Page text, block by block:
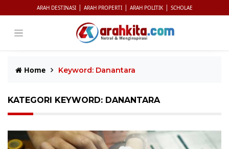
ARAH DESTINASI | ARAH PROPERTI | ARAH POLITIK | SCHOLAE
Home Keyword: Danantara
KATEGORI KEYWORD: DANANTARA